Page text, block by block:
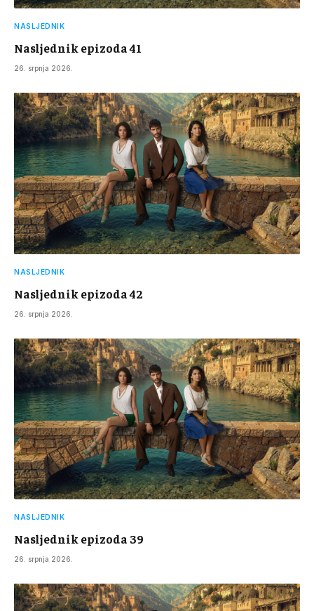
NASLJEDNIK
Nasljednik epizoda 41
26. srpnja 2026.
NASLJEDNIK
Nasljednik epizoda 42
26. srpnja 2026.
NASLJEDNIK
Nasljednik epizoda 39
26. srpnja 2026.